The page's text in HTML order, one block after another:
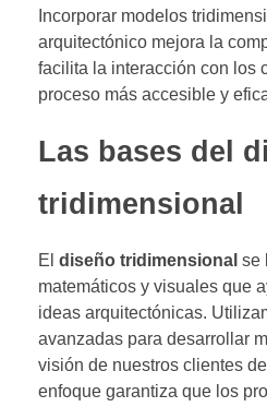
Incorporar modelos
arquitectónico mejora la
facilita la interacción con los
proceso más accesible y
Las bases del
tridimensional
El diseño tridimensional se
matemáticos y visuales que
ideas arquitectónicas.
avanzadas para desarrollar
visión de nuestros clientes
enfoque garantiza que los